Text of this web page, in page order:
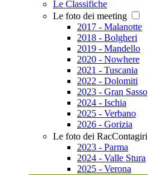
Le Classifiche
Le foto dei meeting
2017 - Malanotte
2018 - Bolgheri
2019 - Mandello
2020 - Nowhere
2021 - Tuscania
2022 - Dolomiti
2023 - Gran Sasso
2024 - Ischia
2025 - Verbano
2026 - Gorizia
Le foto dei RacContagiri
2023 - Parma
2024 - Valle Stura
2025 - Verona